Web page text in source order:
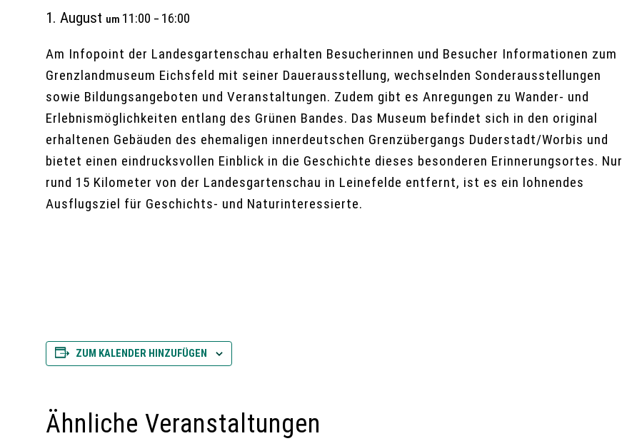
1. August um 11:00 – 16:00
Am Infopoint der Landesgartenschau erhalten Besucherinnen und Besucher Informationen zum
Grenzlandmuseum Eichsfeld mit seiner Dauerausstellung, wechselnden Sonderausstellungen
sowie Bildungsangeboten und Veranstaltungen. Zudem gibt es Anregungen zu Wander- und
Erlebnismöglichkeiten entlang des Grünen Bandes. Das Museum befindet sich in den original
erhaltenen Gebäuden des ehemaligen innerdeutschen Grenzübergangs Duderstadt/Worbis und
bietet einen eindrucksvollen Einblick in die Geschichte dieses besonderen Erinnerungsortes. Nur
rund 15 Kilometer von der Landesgartenschau in Leinefelde entfernt, ist es ein lohnendes
Ausflugsziel für Geschichts- und Naturinteressierte.
ZUM KALENDER HINZUFÜGEN
Ähnliche Veranstaltungen